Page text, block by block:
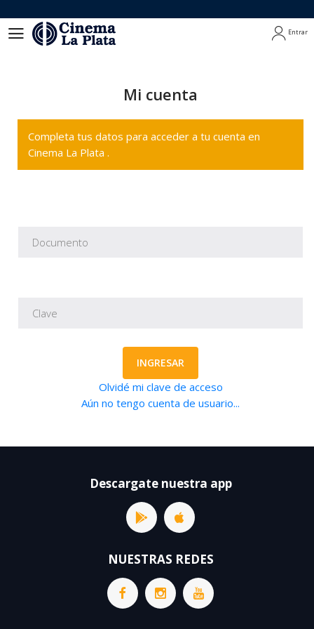
Entrar
Mi cuenta
Completa tus datos para acceder a tu cuenta en
Cinema La Plata .
INGRESAR
Olvidé mi clave de acceso
Aún no tengo cuenta de usuario...
Descargate nuestra app
NUESTRAS REDES